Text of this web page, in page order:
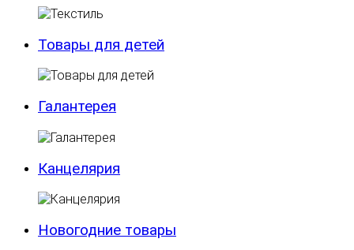
Товары для детей
Галантерея
Канцелярия
Новогодние товары